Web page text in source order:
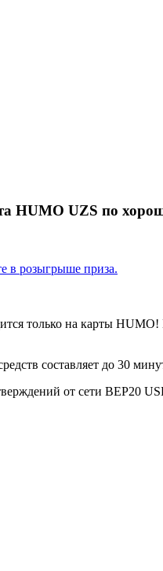
HUMO UZS по
в розыгрыше приза.
только на карты
составляет до 30
от сети BEP20